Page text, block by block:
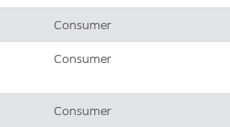
Consumer
Consumer
Consumer